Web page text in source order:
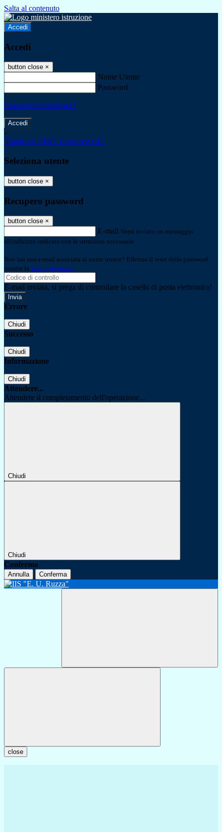
Salta al contenuto
Accedi
Accedi
button close ×
Nome Utente
Password
Password dimenticata?
-
Entra con SPID Entra con CIE
Seleziona utente
button close ×
Recupero password
button close ×
E-mail Verrà inviato un messaggio
all'indirizzo indicato con le istruzioni necessarie.
Non hai una e-mail associata al nome utente? Effettua il reset della password
tramite la Login Spaggiari
E-mail inviata, si prega di controllare la casella di posta elettronica!
Errore
Chiudi
Successo
Chiudi
Informazione
Chiudi
Attendere...
Attendere il completamento dell'operazione...
Chiudi
Chiudi
Conferma
Annulla Conferma
close